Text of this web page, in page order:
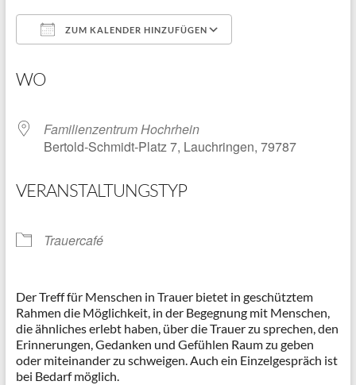
ZUM KALENDER HINZUFÜGEN
WO
Familienzentrum Hochrhein
Bertold-Schmidt-Platz 7, Lauchringen, 79787
VERANSTALTUNGSTYP
Trauercafé
Der Treff für Menschen in Trauer bietet in geschütztem
Rahmen die Möglichkeit, in der Begegnung mit Menschen,
die ähnliches erlebt haben, über die Trauer zu sprechen, den
Erinnerungen, Gedanken und Gefühlen Raum zu geben
oder miteinander zu schweigen. Auch ein Einzelgespräch ist
bei Bedarf möglich.